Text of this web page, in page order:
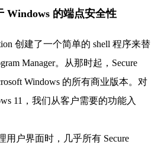
Windows 的端点安全性
创建了一个简单的 shell 程序来替
Manager。从那时起，Secure
Windows 的所有商业版本。对
11，我们从客户需要的功能入
用户界面时，几乎所有 Secure